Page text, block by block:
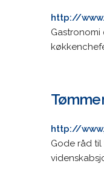
http://
http://
Gode råd